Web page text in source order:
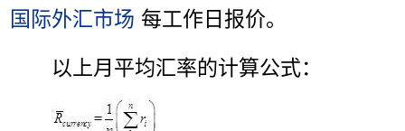
国际外汇市场 每工作日报价。
以上月平均汇率的计算公式：